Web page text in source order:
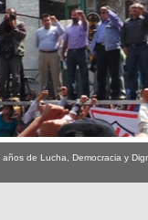
de Lucha, Democracia y